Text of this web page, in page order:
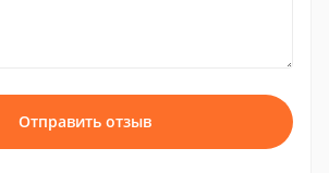
Отправить отзыв